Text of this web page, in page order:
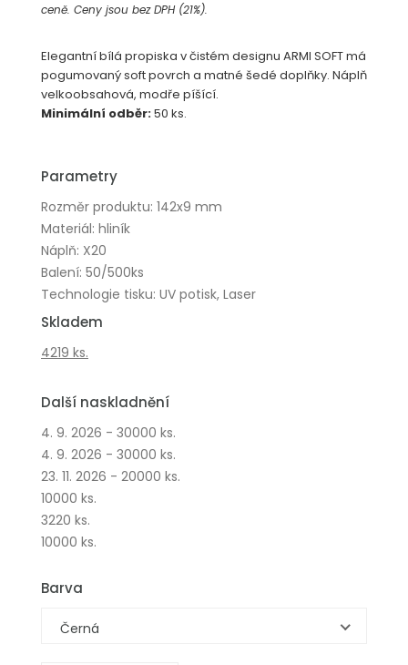
ceně. Ceny jsou bez DPH (21%).
Elegantní bílá propiska v čistém designu ARMI SOFT má
pogumovaný soft povrch a matné šedé doplňky. Náplň
velkoobsahová, modře píšící.
Minimální odběr:50 ks.
Parametry
Rozměr produktu: 142x9 mm
Materiál: hliník
Náplň: X20
Balení: 50/500ks
Technologie tisku: UV potisk, Laser
Skladem
4219 ks.
Další naskladnění
4. 9. 2026 - 30000 ks.
4. 9. 2026 - 30000 ks.
23. 11. 2026 - 20000 ks.
10000 ks.
3220 ks.
10000 ks.
Barva
Černá